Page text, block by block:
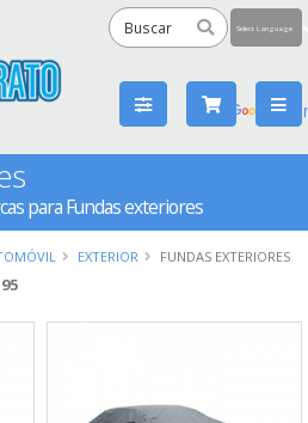
by
para Fundas exteriores
EXTERIOR FUNDAS EXTERIORES
95